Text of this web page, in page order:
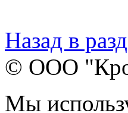
Назад в
© ООО
Мы